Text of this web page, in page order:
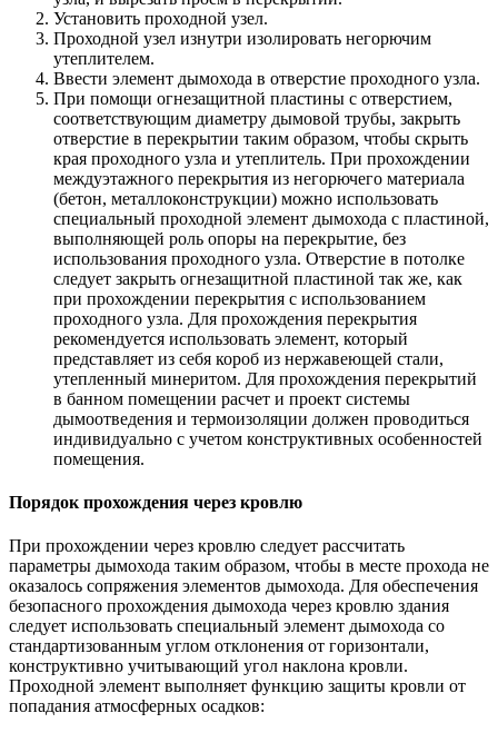
Установить проходной узел.
Проходной узел изнутри изолировать негорючим
утеплителем.
Ввести элемент дымохода в отверстие проходного узла.
При помощи огнезащитной пластины с отверстием,
соответствующим диаметру дымовой трубы, закрыть
отверстие в перекрытии таким образом, чтобы скрыть
края проходного узла и утеплитель. При прохождении
междуэтажного перекрытия из негорючего материала
(бетон, металлоконструкции) можно использовать
специальный проходной элемент дымохода с пластиной,
выполняющей роль опоры на перекрытие, без
использования проходного узла. Отверстие в потолке
следует закрыть огнезащитной пластиной так же, как
при прохождении перекрытия с использованием
проходного узла. Для прохождения перекрытия
рекомендуется использовать элемент, который
представляет из себя короб из нержавеющей стали,
утепленный минеритом. Для прохождения перекрытий
в банном помещении расчет и проект системы
дымоотведения и термоизоляции должен проводиться
индивидуально с учетом конструктивных особенностей
помещения.
Порядок прохождения через кровлю
При прохождении через кровлю следует рассчитать
параметры дымохода таким образом, чтобы в месте прохода не
оказалось сопряжения элементов дымохода. Для обеспечения
безопасного прохождения дымохода через кровлю здания
следует использовать специальный элемент дымохода со
стандартизованным углом отклонения от горизонтали,
конструктивно учитывающий угол наклона кровли.
Проходной элемент выполняет функцию защиты кровли от
попадания атмосферных осадков: